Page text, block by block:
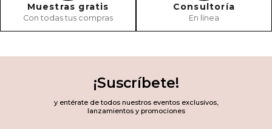
Muestras gratis
Con todas tus compras
Consultoría
En línea
¡Suscríbete!
y entérate de todos nuestros eventos exclusivos,
lanzamientos y promociones